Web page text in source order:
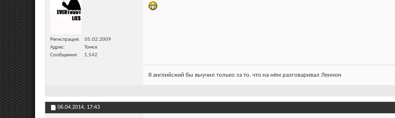
Регистрация
05.02.2009
Адрес
Томск
Сообщения
1,542
Я английский бы выучил только за то, что на нём разговаривал Леннон
06.04.2014, 17:43